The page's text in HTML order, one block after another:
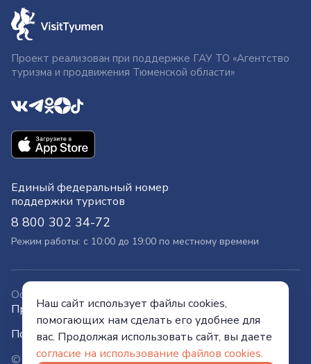
Проект реализован при поддержке ГАУ ТО «Агентство
туризма и продвижения Тюменской области»
Единый федеральный номер
поддержки туристов
8 800 302 34-72
Режим работы: с 10:00 до 19:00 по местному времени
Официальный сайт
Правительства Тюменской области
Политика конфиденциальности
© Visit Tyumen, 2026
Наш сайт использует файлы cookies,
помогающих нам сделать его удобнее для
вас. Продолжая использовать сайт, вы даете
согласие на использование файлов cookies.